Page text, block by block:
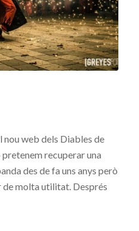
nou web dels Diables de
recuperar una
des de fa uns anys però
de molta utilitat. Després